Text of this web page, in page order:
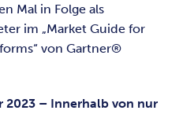
Mal in Folge als
im „Market Guide for
von Gartner®
2023 – Innerhalb von nur